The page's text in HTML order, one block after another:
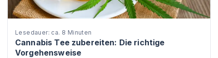
Lesedauer: ca. 8 Minuten
Cannabis Tee zubereiten: Die richtige
Vorgehensweise